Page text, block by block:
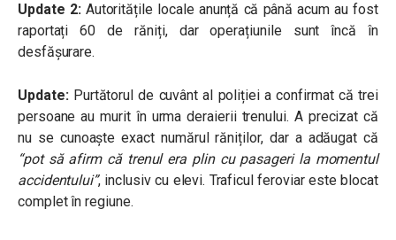
Update 2:Autoritățile locale anunță că până acum au fost
raportați 60 de răniți, dar operațiunile sunt încă în
desfășurare.
Update:Purtătorul de cuvânt al poliției a confirmat că trei
persoane au murit în urma deraierii trenului. A precizat că
nu se cunoaște exact numărul răniților, dar a adăugat că
“pot să afirm că trenul era plin cu pasageri la momentul
accidentului”, inclusiv cu elevi. Traficul feroviar este blocat
complet în regiune.